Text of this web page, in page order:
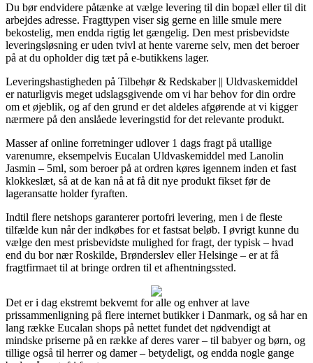
Du bør endvidere påtænke at vælge levering til din bopæl eller til dit
arbejdes adresse. Fragttypen viser sig gerne en lille smule mere
bekostelig, men endda rigtig let gængelig. Den mest prisbevidste
leveringsløsning er uden tvivl at hente varerne selv, men det beroer
på at du opholder dig tæt på e-butikkens lager.
Leveringshastigheden på Tilbehør & Redskaber || Uldvaskemiddel
er naturligvis meget udslagsgivende om vi har behov for din ordre
om et øjeblik, og af den grund er det aldeles afgørende at vi kigger
nærmere på den anslåede leveringstid for det relevante produkt.
Masser af online forretninger udlover 1 dags fragt på utallige
varenumre, eksempelvis Eucalan Uldvaskemiddel med Lanolin
Jasmin – 5ml, som beroer på at ordren køres igennem inden et fast
klokkeslæt, så at de kan nå at få dit nye produkt fikset før de
lageransatte holder fyraften.
Indtil flere netshops garanterer portofri levering, men i de fleste
tilfælde kun når der indkøbes for et fastsat beløb. I øvrigt kunne du
vælge den mest prisbevidste mulighed for fragt, der typisk – hvad
end du bor nær Roskilde, Brønderslev eller Helsinge – er at få
fragtfirmaet til at bringe ordren til et afhentningssted.
Det er i dag ekstremt bekvemt for alle og enhver at lave
prissammenligning på flere internet butikker i Danmark, og så har en
lang række Eucalan shops på nettet fundet det nødvendigt at
mindske priserne på en række af deres varer – til babyer og børn, og
tillige også til herrer og damer – betydeligt, og endda nogle gange